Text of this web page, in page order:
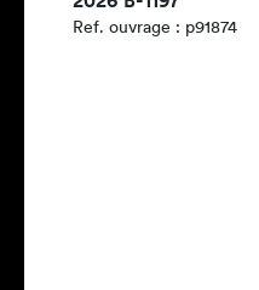
Ref. ouvrage : p91874